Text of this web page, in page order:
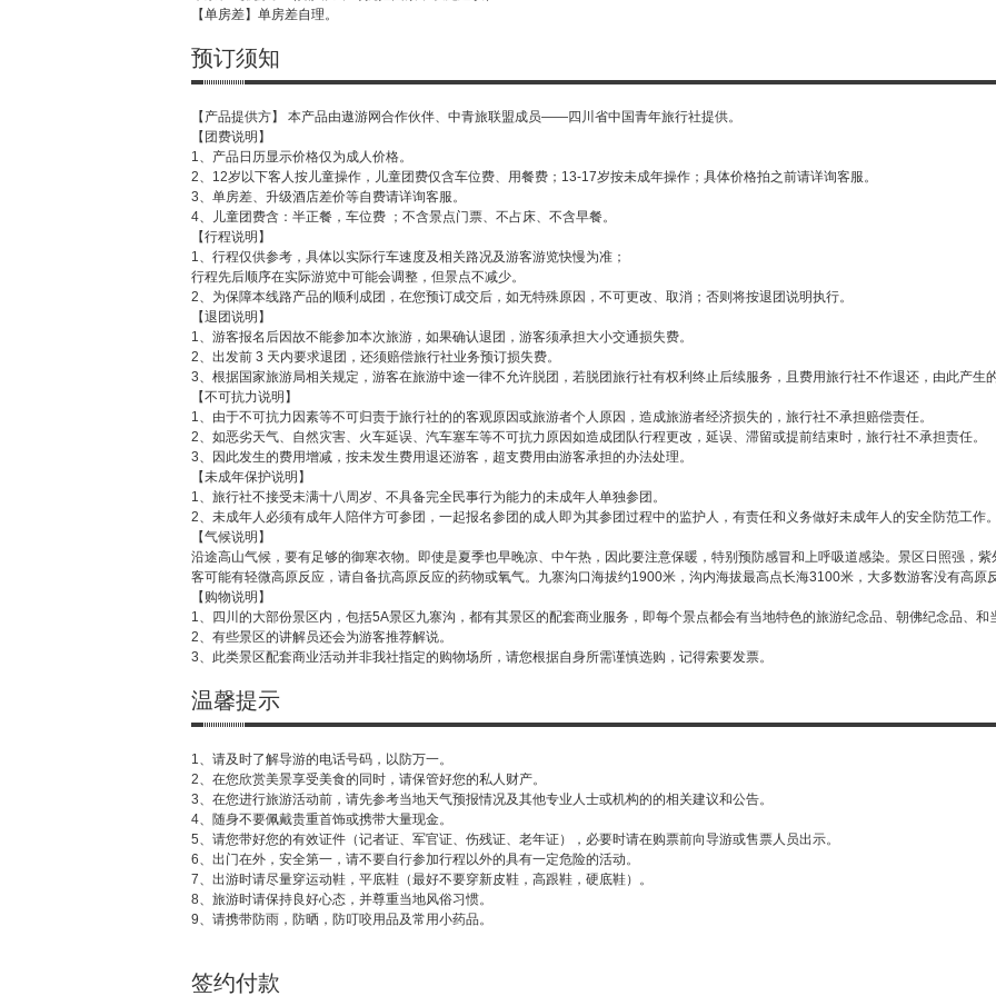
【单房差】单房差自理。
预订须知
【产品提供方】 本产品由遨游网合作伙伴、中青旅联盟成员——四川省中国青年旅行社提供。
【团费说明】
1、产品日历显示价格仅为成人价格。
2、12岁以下客人按儿童操作，儿童团费仅含车位费、用餐费；13-17岁按未成年操作；具体价格拍之前请详询客服。
3、单房差、升级酒店差价等自费请详询客服。
4、儿童团费含：半正餐，车位费 ；不含景点门票、不占床、不含早餐。
【行程说明】
1、行程仅供参考，具体以实际行车速度及相关路况及游客游览快慢为准；
行程先后顺序在实际游览中可能会调整，但景点不减少。
2、为保障本线路产品的顺利成团，在您预订成交后，如无特殊原因，不可更改、取消；否则将按退团说明执行。
【退团说明】
1、游客报名后因故不能参加本次旅游，如果确认退团，游客须承担大小交通损失费。
2、出发前 3 天内要求退团，还须赔偿旅行社业务预订损失费。
3、根据国家旅游局相关规定，游客在旅游中途一律不允许脱团，若脱团旅行社有权利终止后续服务，且费用旅行社不作退还，由此产生
【不可抗力说明】
1、由于不可抗力因素等不可归责于旅行社的的客观原因或旅游者个人原因，造成旅游者经济损失的，旅行社不承担赔偿责任。
2、如恶劣天气、自然灾害、火车延误、汽车塞车等不可抗力原因如造成团队行程更改，延误、滞留或提前结束时，旅行社不承担责任。
3、因此发生的费用增减，按未发生费用退还游客，超支费用由游客承担的办法处理。
【未成年保护说明】
1、旅行社不接受未满十八周岁、不具备完全民事行为能力的未成年人单独参团。
2、未成年人必须有成年人陪伴方可参团，一起报名参团的成人即为其参团过程中的监护人，有责任和义务做好未成年人的安全防范工作。
【气候说明】
沿途高山气候，要有足够的御寒衣物。即使是夏季也早晚凉、中午热，因此要注意保暖，特别预防感冒和上呼吸道感染。景区日照强，
客可能有轻微高原反应，请自备抗高原反应的药物或氧气。九寨沟口海拔约1900米，沟内海拔最高点长海3100米，大多数游客没有高原
【购物说明】
1、四川的大部份景区内，包括5A景区九寨沟，都有其景区的配套商业服务，即每个景点都会有当地特色的旅游纪念品、朝佛纪念品、和
2、有些景区的讲解员还会为游客推荐解说。
3、此类景区配套商业活动并非我社指定的购物场所，请您根据自身所需谨慎选购，记得索要发票。
温馨提示
1、请及时了解导游的电话号码，以防万一。
2、在您欣赏美景享受美食的同时，请保管好您的私人财产。
3、在您进行旅游活动前，请先参考当地天气预报情况及其他专业人士或机构的的相关建议和公告。
4、随身不要佩戴贵重首饰或携带大量现金。
5、请您带好您的有效证件（记者证、军官证、伤残证、老年证），必要时请在购票前向导游或售票人员出示。
6、出门在外，安全第一，请不要自行参加行程以外的具有一定危险的活动。
7、出游时请尽量穿运动鞋，平底鞋（最好不要穿新皮鞋，高跟鞋，硬底鞋）。
8、旅游时请保持良好心态，并尊重当地风俗习惯。
9、请携带防雨，防晒，防叮咬用品及常用小药品。
签约付款